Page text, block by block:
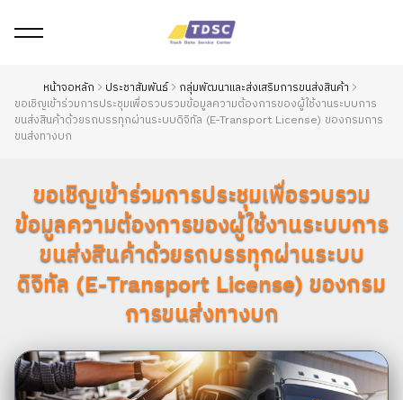
หน้าจอหลัก ประชาสัมพันธ์
กลุ่มพัฒนาและส่งเสริมการขนส่งสินค้า
ขอเชิญเข้าร่วมการประชุมเพื่อรวบรวมข้อมูลความต้องการของผู้ใช้งานระบบการ
ขนส่งสินค้าด้วยรถบรรทุกผ่านระบบดิจิทัล (E-Transport License) ของกรมการ
ขนส่งทางบก
ขอเชิญเข้าร่วมการประชุมเพื่อรวบรวม
ข้อมูลความต้องการของผู้ใช้งานระบบการ
ขนส่งสินค้าด้วยรถบรรทุกผ่านระบบ
ดิจิทัล (E-Transport License) ของกรม
การขนส่งทางบก